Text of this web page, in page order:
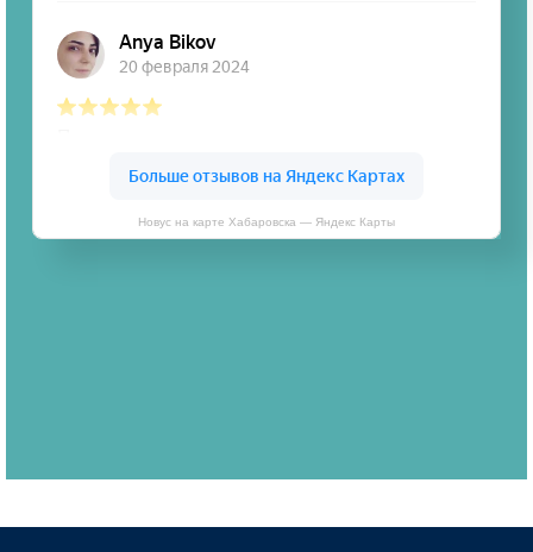
Новус на карте Хабаровска — Яндекс Карты